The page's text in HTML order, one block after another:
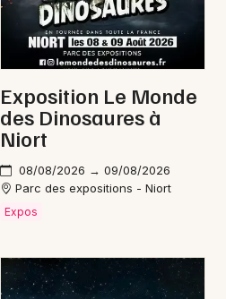
Exposition Le Monde
des Dinosaures à
Niort
08/08/2026 → 09/08/2026
Parc des expositions - Niort
Expos